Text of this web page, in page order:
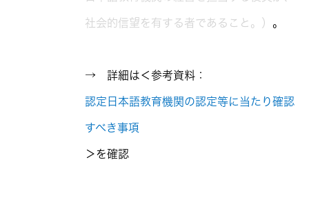
社会的信望を有する者であること。） 。
→ 詳細は＜参考資料：
認定日本語教育機関の認定等に当たり確認
すべき事項
＞を確認